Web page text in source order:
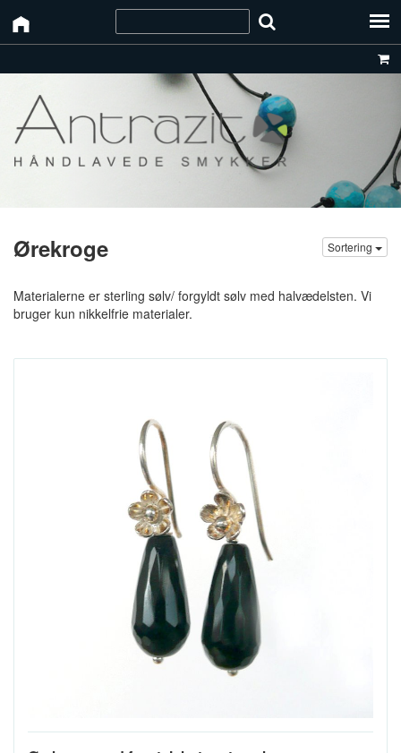
Ørekroge Sortering
Materialerne er sterling sølv/ forgyldt sølv med halvædelsten. Vi
bruger kun nikkelfrie materialer.